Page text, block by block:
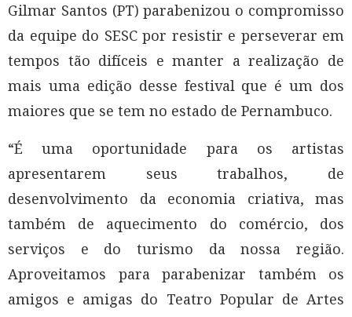
Gilmar Santos (PT) parabenizou o compromisso
da equipe do SESC por resistir e perseverar em
tempos tão difíceis e manter a realização de
mais uma edição desse festival que é um dos
maiores que se tem no estado de Pernambuco.
“É uma oportunidade para os artistas
apresentarem seus trabalhos, de
desenvolvimento da economia criativa, mas
também de aquecimento do comércio, dos
serviços e do turismo da nossa região.
Aproveitamos para parabenizar também os
amigos e amigas do Teatro Popular de Artes